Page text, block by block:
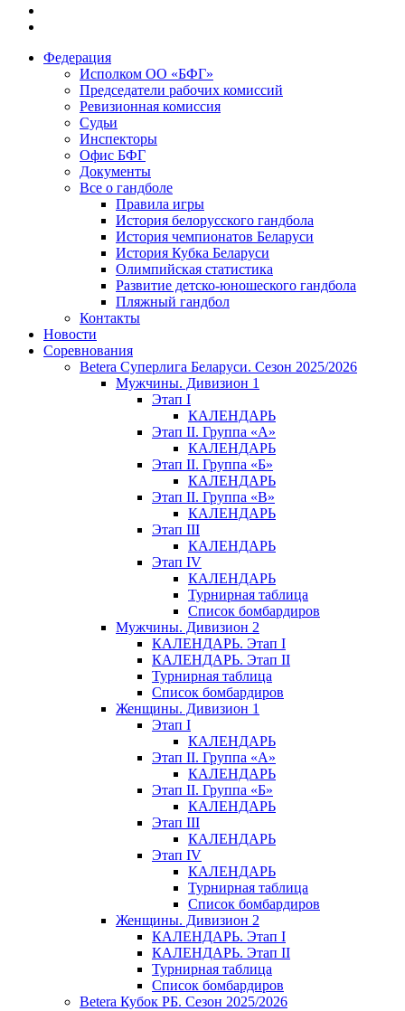
Федерация
Исполком ОО «БФГ»
Председатели рабочих комиссий
Ревизионная комиссия
Судьи
Инспекторы
Офис БФГ
Документы
Все о гандболе
Правила игры
История белорусского гандбола
История чемпионатов Беларуси
История Кубка Беларуси
Олимпийская статистика
Развитие детско-юношеского гандбола
Пляжный гандбол
Контакты
Новости
Соревнования
Betera Суперлига Беларуси. Сезон 2025/2026
Мужчины. Дивизион 1
Этап I
КАЛЕНДАРЬ
Этап II. Группа «А»
КАЛЕНДАРЬ
Этап II. Группа «Б»
КАЛЕНДАРЬ
Этап II. Группа «В»
КАЛЕНДАРЬ
Этап III
КАЛЕНДАРЬ
Этап IV
КАЛЕНДАРЬ
Турнирная таблица
Список бомбардиров
Мужчины. Дивизион 2
КАЛЕНДАРЬ. Этап I
КАЛЕНДАРЬ. Этап II
Турнирная таблица
Список бомбардиров
Женщины. Дивизион 1
Этап I
КАЛЕНДАРЬ
Этап II. Группа «А»
КАЛЕНДАРЬ
Этап II. Группа «Б»
КАЛЕНДАРЬ
Этап III
КАЛЕНДАРЬ
Этап IV
КАЛЕНДАРЬ
Турнирная таблица
Список бомбардиров
Женщины. Дивизион 2
КАЛЕНДАРЬ. Этап I
КАЛЕНДАРЬ. Этап II
Турнирная таблица
Список бомбардиров
Betera Кубок РБ. Сезон 2025/2026